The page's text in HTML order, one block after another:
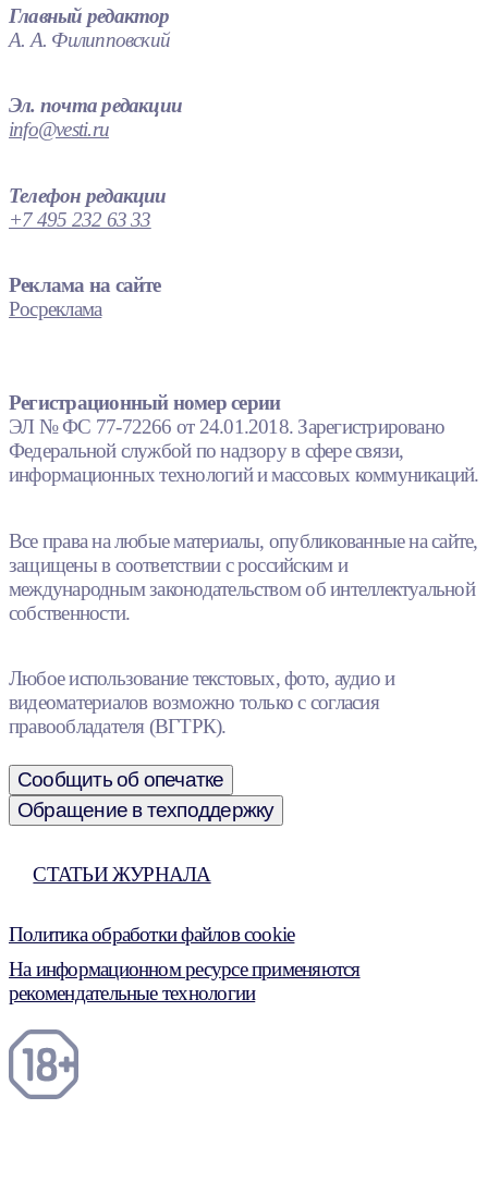
Главный редактор
А. А. Филипповский
Эл. почта редакции
info@vesti.ru
Телефон редакции
+7 495 232 63 33
Реклама на сайте
Росреклама
Регистрационный номер серии
ЭЛ № ФС 77-72266 от 24.01.2018. Зарегистрировано
Федеральной службой по надзору в сфере связи,
информационных технологий и массовых коммуникаций.
Все права на любые материалы, опубликованные на сайте,
защищены в соответствии с российским и
международным законодательством об интеллектуальной
собственности.
Любое использование текстовых, фото, аудио и
видеоматериалов возможно только с согласия
правообладателя (ВГТРК).
Сообщить об опечатке
Обращение в техподдержку
СТАТЬИ ЖУРНАЛА
Политика обработки файлов cookie
На информационном ресурсе применяются
рекомендательные технологии